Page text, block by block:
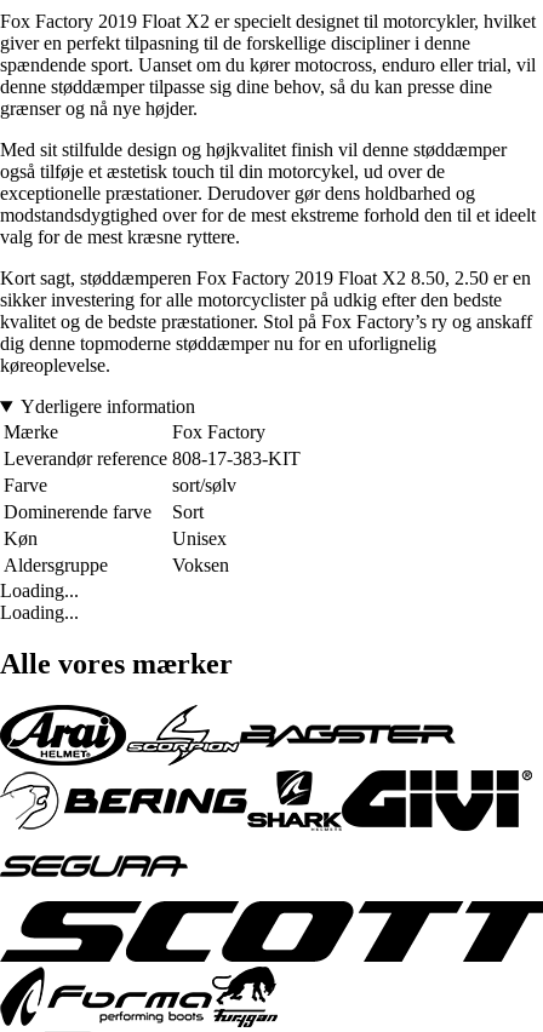
Fox Factory 2019 Float X2 er specielt designet til motorcykler, hvilket
giver en perfekt tilpasning til de forskellige discipliner i denne
spændende sport. Uanset om du kører motocross, enduro eller trial, vil
denne støddæmper tilpasse sig dine behov, så du kan presse dine
grænser og nå nye højder.
Med sit stilfulde design og højkvalitet finish vil denne støddæmper
også tilføje et æstetisk touch til din motorcykel, ud over de
exceptionelle præstationer. Derudover gør dens holdbarhed og
modstandsdygtighed over for de mest ekstreme forhold den til et ideelt
valg for de mest kræsne ryttere.
Kort sagt, støddæmperen Fox Factory 2019 Float X2 8.50, 2.50 er en
sikker investering for alle motorcyclister på udkig efter den bedste
kvalitet og de bedste præstationer. Stol på Fox Factory’s ry og anskaff
dig denne topmoderne støddæmper nu for en uforlignelig
køreoplevelse.
Yderligere information
Mærke
Fox Factory
Leverandør reference 808-17-383-KIT
Farve
sort/sølv
Dominerende farve
Sort
Køn
Unisex
Aldersgruppe
Voksen
Loading...
Loading...
Alle vores mærker